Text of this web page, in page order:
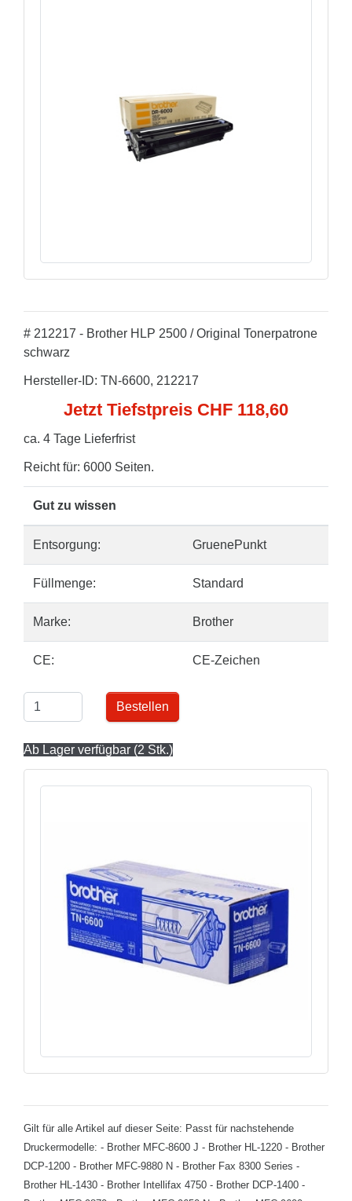
# 212217 - Brother HLP 2500 / Original Tonerpatrone
schwarz
Hersteller-ID: TN-6600, 212217
Jetzt Tiefstpreis CHF 118,60
ca. 4 Tage Lieferfrist
Reicht für: 6000 Seiten.
Gut zu wissen
Entsorgung: GruenePunkt
Füllmenge: Standard
Marke: Brother
CE: CE-Zeichen
Bestellen
Ab Lager verfügbar (2 Stk.)
Gilt für alle Artikel auf dieser Seite: Passt für nachstehende
Druckermodelle: - Brother MFC-8600 J - Brother HL-1220 - Brother
DCP-1200 - Brother MFC-9880 N - Brother Fax 8300 Series -
Brother HL-1430 - Brother Intellifax 4750 - Brother DCP-1400 -